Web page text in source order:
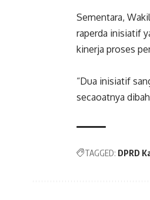
Sementara,
raperda inisiatif
kinerja proses
“Dua inisiatif
secaoatnya
TAGGED: DPRD